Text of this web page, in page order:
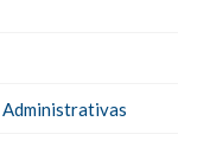
Administrativas